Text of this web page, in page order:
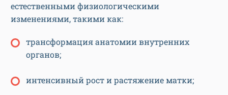
естественными физиологическими
изменениями, такими как:
трансформация анатомии внутренних
органов;
интенсивный рост и растяжение матки;